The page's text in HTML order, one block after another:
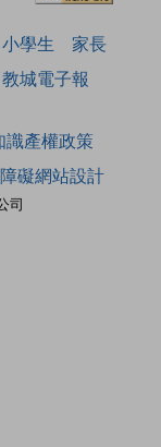
小學生
家長
教城電子報
司
識產權政策
礙網站設計